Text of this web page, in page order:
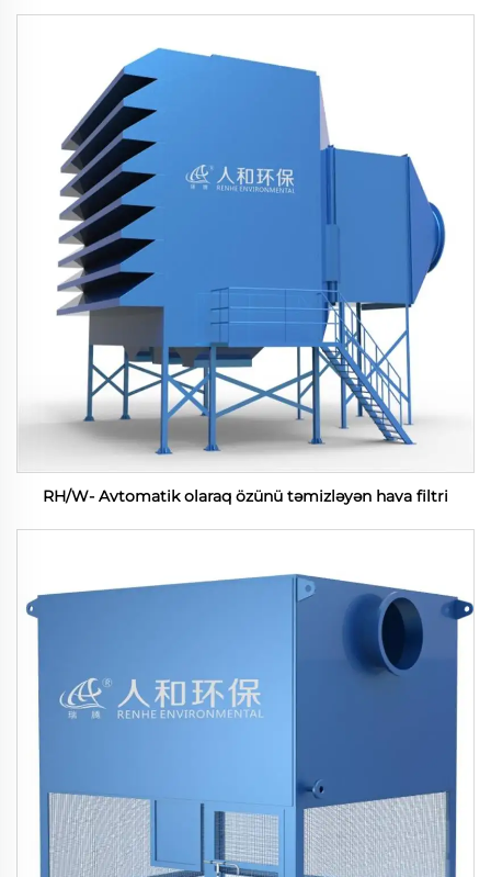
RH/W- Avtomatik olaraq özünü təmizləyən hava filtri